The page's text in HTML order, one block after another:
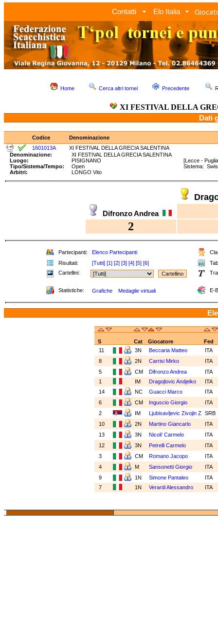
Contatti Elo Italia
Home Cerca altri tornei Precedente
XI FESTIVAL DELLA
Dati
Codice
Denominazione
1601013A
XI FESTIVAL DELLA GRECIA SALENTINA
Denominazione:
XI FESTIVAL DELLA GRECIA SALENTINA
Luogo:
PISIGNANO
[Lecce -
Tipo/Sistema/Tempo:
Open
Sistema:
Arbitri:
LONGO Vito
Difronzo Andrea
2
Partecipanti: Elenco Partecipanti
Risultati:
[Tutti] [1] [2] [3] [4] [5] [6]
Cartellini:
Statistiche: Grafiche Medaglie virtuali E-
S Cat Giocatore
Fed
11
3N Beccaria Matteo
ITA
8
2N Carrisi Mirko
ITA
5
CM Difronzo Andrea
ITA
1
IM Dragojlovic Andjelko
ITA
14
NC Guacci Marco
ITA
6
CM Inguscio Giorgio
ITA
2
IM Ljubisavljevic Zivojin Z SRB
10
2N Martino Giancarlo
ITA
13
3N Nicoli' Carmelo
ITA
12
3N Petrelli Carmelo
ITA
3
CM Romano Jacopo
ITA
4
M Sansonetti Giorgio
ITA
9
1N Simone Pantaleo
ITA
7
1N Verardi Alessandro ITA